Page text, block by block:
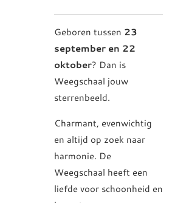
Geboren tussen 23
september en 22
oktober? Dan is
Weegschaal jouw
sterrenbeeld.
Charmant, evenwichtig
en altijd op zoek naar
harmonie. De
Weegschaal heeft een
liefde voor schoonheid en